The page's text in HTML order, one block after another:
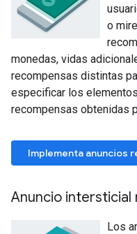
o
monedas, vidas
recompensas distintas
especificar los
recompensas obtenidas
Implementa anuncios
Anuncio
Los